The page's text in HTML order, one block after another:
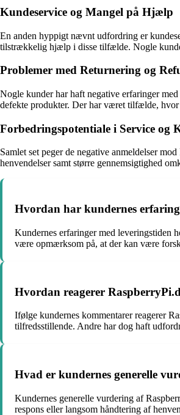
Kundeservice og Mangel på Hjælp
En anden hyppigt nævnt udfordring er
tilstrækkelig hjælp i disse tilfælde. Nogle
Problemer med Returnering og
Nogle kunder har haft negative erfaringer
defekte produkter. Der har været tilfælde, hvor
Forbedringspotentiale i Service og
Samlet set peger de negative anmeldelser
henvendelser samt større gennemsigtighed
Hvordan har kundernes
Kundernes erfaringer med leveringstiden
være opmærksom på, at der kan være
Hvordan reagerer
Ifølge kundernes kommentarer reagerer
tilfredsstillende. Andre har dog haft
Hvad er kundernes generelle
Kundernes generelle vurdering af
respons eller langsom håndtering af